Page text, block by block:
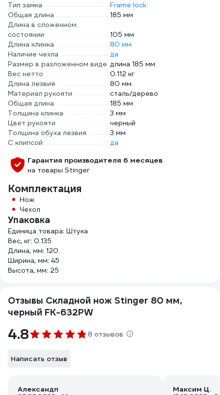
Тип замка
Frame lock
Общая длина
185 мм
Длина в сложенном
состоянии
105 мм
Длина клинка
80 мм
Наличие чехла
да
Размер в разложенном виде длина 185 мм
Вес нетто
0.112 кг
Длина лезвия
80 мм
Материал рукояти
сталь/дерево
Общая длина
185 мм
Толщина клинка
3 мм
Цвет рукояти
черный
Толщина обуха лезвия
3 мм
С клипсой
да
Гарантия производителя 6 месяцев
на товары Stinger
Комплектация
Нож
Чехол
Упаковка
Единица товара: Штука
Вес, кг: 0.135
Длина, мм: 120
Ширина, мм: 45
Высота, мм: 25
Отзывы Складной нож Stinger 80 мм,
черный FK-632PW
4.8 8 отзывов
Написать отзыв
Александп Максим Ц.